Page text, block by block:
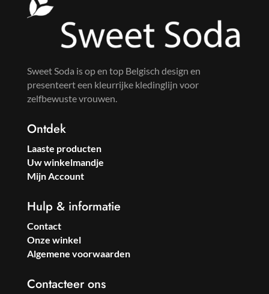
Sweet Soda is op en top Belgisch design en
presenteert een kleurrijke kledinglijn voor
zelfbewuste vrouwen.
Ontdek
Laaste producten
Uw winkelmandje
Mijn Account
Hulp & informatie
Contact
Onze winkel
Algemene voorwaarden
Contacteer ons